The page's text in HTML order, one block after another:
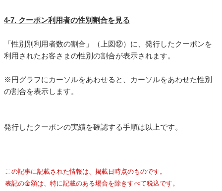
4-7. クーポン利用者の性別割合を見る
「性別別利用者数の割合」（上図⑫）に、発行したクーポンを
利用されたお客さまの性別の割合が表示されます。
※円グラフにカーソルをあわせると、カーソルをあわせた性別
の割合を表示します。
発行したクーポンの実績を確認する手順は以上です。
この記事に記載された情報は、掲載日時点のものです。
表記の金額は、特に記載のある場合を除きすべて税込です。